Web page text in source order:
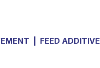
FEED ADDITIVE